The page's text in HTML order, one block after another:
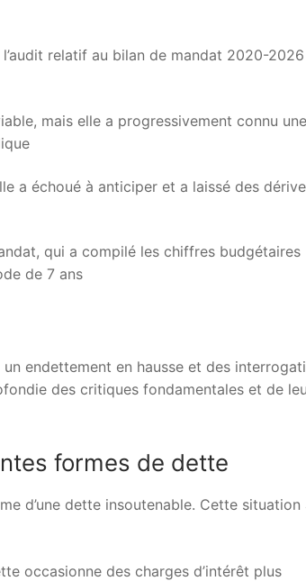
relatif au bilan de mandat 2020-
mais elle a progressivement connu une
a échoué à anticiper et a laissé des
qui a compilé les chiffres budgétaires
de 7 ans
endettement en hausse et des
des critiques fondamentales et de
formes de dette
d’une dette insoutenable. Cette situation
occasionne des charges d’intérêt plus